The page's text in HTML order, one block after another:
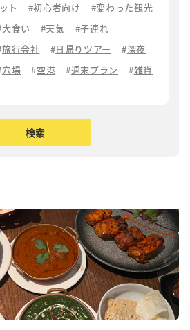
ト
初心者向け
変わった観光
大食い 天気
子連れ
旅行会社 日帰りツアー
深夜
穴場 空港 週末プラン
雑貨